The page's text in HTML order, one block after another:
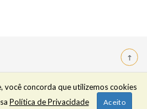
6280 | © 2022 Todos os
byOPTIGEST
você concorda que utilizemos cookies
Política de Privacidade Aceito